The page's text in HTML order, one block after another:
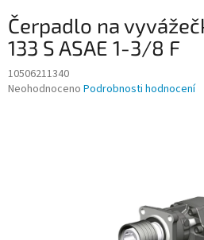
Čerpadlo na
133 S ASAE 1-3/8 F
10506211340
Průměrné
Neohodnoceno Podrobnosti hodnocení